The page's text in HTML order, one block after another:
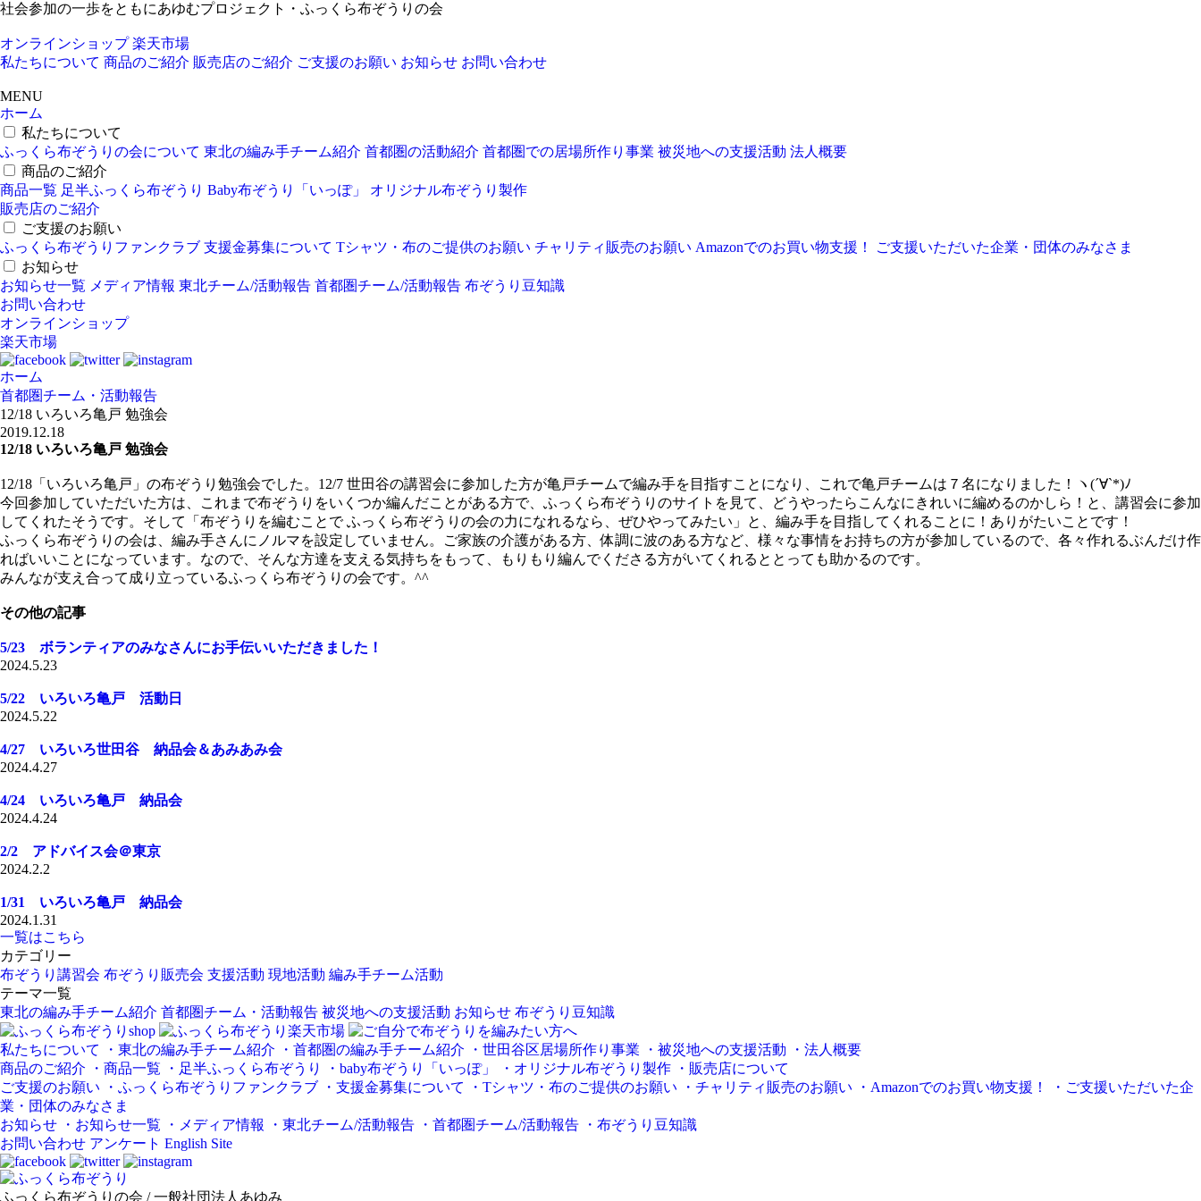
社会参加の一歩をともにあゆむプロジェクト・ふっくら布ぞうりの会
オンラインショップ 楽天市場
私たちについて 商品のご紹介 販売店のご紹介 ご支援のお願い お知らせ お問い合わせ
MENU
ホーム
私たちについて
ふっくら布ぞうりの会について 東北の編み手チーム紹介 首都圏の活動紹介 首都圏での居場所作り事業 被災地への支援活動 法人概要
商品のご紹介
商品一覧 足半ふっくら布ぞうり Baby布ぞうり「いっぽ」
オリジナル布ぞうり製作
販売店のご紹介
ご支援のお願い
ふっくら布ぞうりファンクラブ 支援金募集について Tシャツ・布のご提供のお願い チャリティ販売のお願い Amazonでのお買い物支援！
ご支援いただいた企業・団体のみなさま
お知らせ
お知らせ一覧 メディア情報 東北チーム/活動報告 首都圏チーム/活動報告 布ぞうり豆知識
お問い合わせ
オンラインショップ
楽天市場
ホーム
首都圏チーム・活動報告
12/18 いろいろ亀戸 勉強会
2019.12.18
12/18 いろいろ亀戸 勉強会
12/18「いろいろ亀戸」の布ぞうり勉強会でした。12/7 世田谷の講習会に参加した方が亀戸チームで編み手を目指すことになり、これで亀戸チームは７名になりました！ヽ(´∀`*)ﾉ
今回参加していただいた方は、これまで布ぞうりをいくつか編んだことがある方で、ふっくら布ぞうりのサイトを見て、どうやったらこんなにきれいに編めるのかしら！と、講習会に参加
してくれたそうです。そして「布ぞうりを編むことで ふっくら布ぞうりの会の力になれるなら、ぜひやってみたい」と、編み手を目指してくれることに！ありがたいことです！
ふっくら布ぞうりの会は、編み手さんにノルマを設定していません。ご家族の介護がある方、体調に波のある方など、様々な事情をお持ちの方が参加しているので、各々作れるぶんだけ作
ればいいことになっています。なので、そんな方達を支える気持ちをもって、もりもり編んでくださる方がいてくれるととっても助かるのです。
みんなが支え合って成り立っているふっくら布ぞうりの会です。^^
その他の記事
5/23 ボランティアのみなさんにお手伝いいただきました！
2024.5.23
5/22 いろいろ亀戸 活動日
2024.5.22
4/27 いろいろ世田谷 納品会＆あみあみ会
2024.4.27
4/24 いろいろ亀戸 納品会
2024.4.24
2/2 アドバイス会＠東京
2024.2.2
1/31 いろいろ亀戸 納品会
2024.1.31
一覧はこちら
カテゴリー
布ぞうり講習会 布ぞうり販売会 支援活動 現地活動 編み手チーム活動
テーマ一覧
東北の編み手チーム紹介 首都圏チーム・活動報告 被災地への支援活動 お知らせ 布ぞうり豆知識
私たちについて ・東北の編み手チーム紹介 ・首都圏の編み手チーム紹介 ・世田谷区居場所作り事業 ・被災地への支援活動
・法人概要
商品のご紹介
・商品一覧 ・足半ふっくら布ぞうり ・baby布ぞうり「いっぽ」 ・オリジナル布ぞうり製作
・販売店について
ご支援のお願い
・ふっくら布ぞうりファンクラブ ・支援金募集について ・Tシャツ・布のご提供のお願い ・チャリティ販売のお願い ・Amazonでのお買い物支援！
・ご支援いただいた企
業・団体のみなさま
お知らせ
・お知らせ一覧 ・メディア情報 ・東北チーム/活動報告 ・首都圏チーム/活動報告
・布ぞうり豆知識
お問い合わせ アンケート English Site
ふっくら布ぞうりの会 / 一般社団法人あゆみ